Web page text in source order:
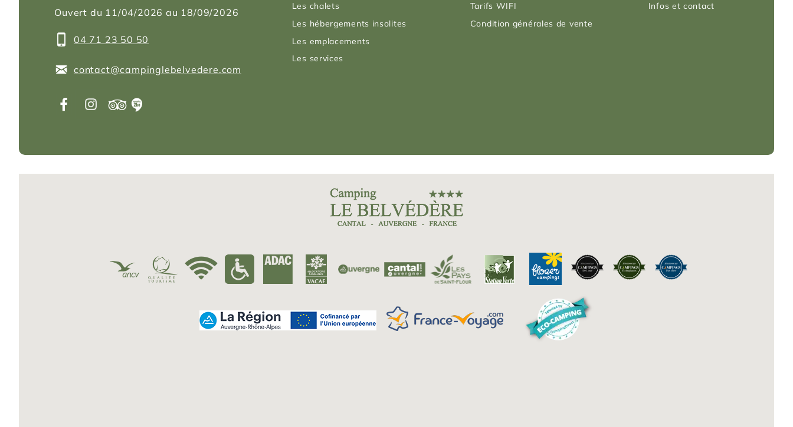
Ouvert du 11/04/2026 au 18/09/2026
04 71 23 50 50
contact@campinglebelvedere.com
Les chalets
Les hébergements insolites
Les emplacements
Les services
Tarifs WIFI
Condition générales de vente
Infos et contact